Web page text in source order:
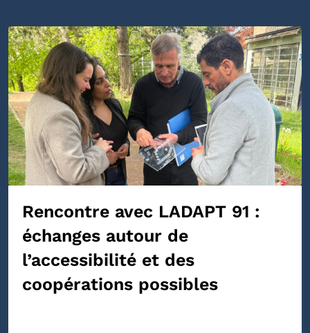
Rencontre avec LADAPT 91 :
échanges autour de
l’accessibilité et des
coopérations possibles